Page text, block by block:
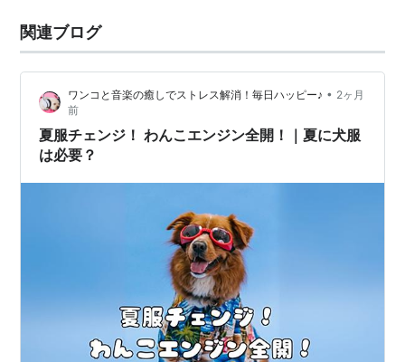
関連ブログ
ワンコと音楽の癒しでストレス解消！毎日ハッピー♪ • 2ヶ月
前
夏服チェンジ！ わんこエンジン全開！｜夏に犬服
は必要？